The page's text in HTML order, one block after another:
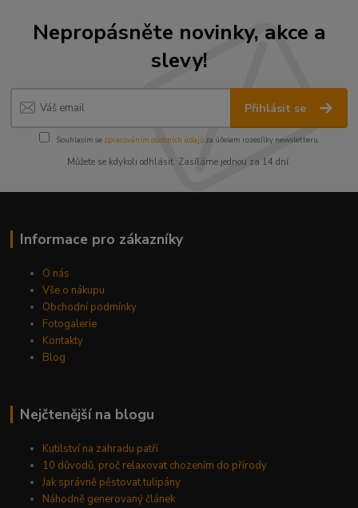
Nepropásněte novinky, akce a
slevy!
Přihlásit se
Souhlasím se zpracováním osobních údajůza účelem rozesílky newsletteru.
Můžete se kdykoli odhlásit. Zasíláme jednou za 14 dní.
Informace pro zákazníky
O nás
Vše o nákupu
Obchodní podmínky
Fotogalerie
Kontakty
Blog
Nejčtenější na blogu
Kutilství na zahradu patří
10 důvodů, proč relaxovat chozením do přírody
Jak správně pěstovat tulipány
Náhodně generovaný článek